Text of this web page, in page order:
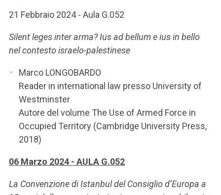
21 Febbraio 2024 - Aula G.052
Silent leges inter arma? Ius ad bellum e ius in bello
nel contesto israelo-palestinese
Marco LONGOBARDO
Reader in international law presso University of
Westminster
Autore del volume The Use of Armed Force in
Occupied Territory (Cambridge University Press,
2018)
06 Marzo 2024 - AULA G.052
La Convenzione di Istanbul del Consiglio d’Europa a